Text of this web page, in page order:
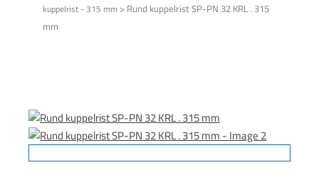
kuppelrist - 315 mm > Rund kuppelrist SP-PN 32 KRL . 315
mm